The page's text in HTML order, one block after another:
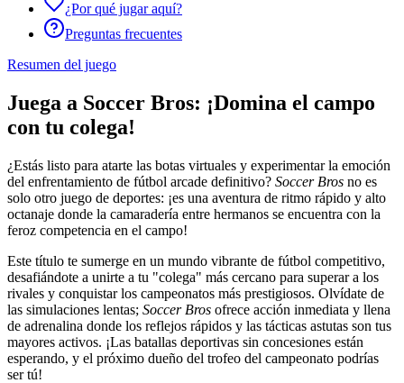
¿Por qué jugar aquí?
Preguntas frecuentes
Resumen del juego
Juega a Soccer Bros: ¡Domina el campo
con tu colega!
¿Estás listo para atarte las botas virtuales y experimentar la emoción
del enfrentamiento de fútbol arcade definitivo? Soccer Bros no es
solo otro juego de deportes: ¡es una aventura de ritmo rápido y alto
octanaje donde la camaradería entre hermanos se encuentra con la
feroz competencia en el campo!
Este título te sumerge en un mundo vibrante de fútbol competitivo,
desafiándote a unirte a tu "colega" más cercano para superar a los
rivales y conquistar los campeonatos más prestigiosos. Olvídate de
las simulaciones lentas; Soccer Bros ofrece acción inmediata y llena
de adrenalina donde los reflejos rápidos y las tácticas astutas son tus
mayores activos. ¡Las batallas deportivas sin concesiones están
esperando, y el próximo dueño del trofeo del campeonato podrías
ser tú!